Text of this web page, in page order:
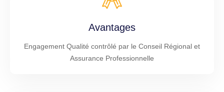
Avantages
Engagement Qualité contrôlé par le Conseil Régional et
Assurance Professionnelle